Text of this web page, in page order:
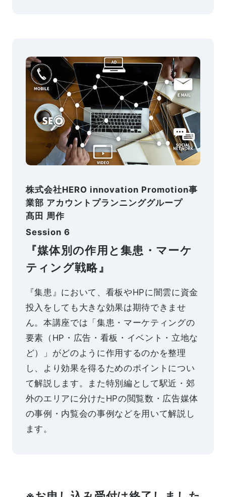
株式会社HERO innovation Promotion事
業部 アカウントプランニンググループ
髙田 周作
Session 6
『媒体別の作用と集患・マーケ
ティング戦略』
『集患』において、看板やHPに闇雲に資金
投入をしても大きな効果は期待できませ
ん。本講座では「集患・マーケティングの
要素（HP・広告・看板・イベント・立地な
ど）」がどのように作用するのかを整理
し、より効果を得るためのポイントについ
て解説します。また特別編として駅近・郊
外のエリアに分けたHPの閲覧数・広告媒体
の事例・内覧会の事例などを用いて解説し
ます。